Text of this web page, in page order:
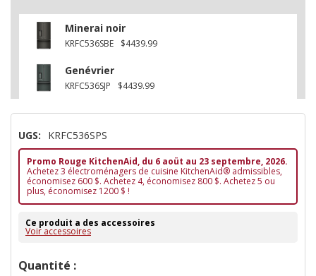
Minerai noir
KRFC536SBE $4439.99
Genévrier
KRFC536SJP $4439.99
UGS: KRFC536SPS
Promo Rouge KitchenAid, du 6 aoüt au 23 septembre, 2026.
Achetez 3 électroménagers de cuisine KitchenAid® admissibles,
économisez 600 $. Achetez 4, économisez 800 $. Achetez 5 ou
plus, économisez 1200 $ !
Ce produit a des accessoires
Voir accessoires
Dépêchez-
Quantité :